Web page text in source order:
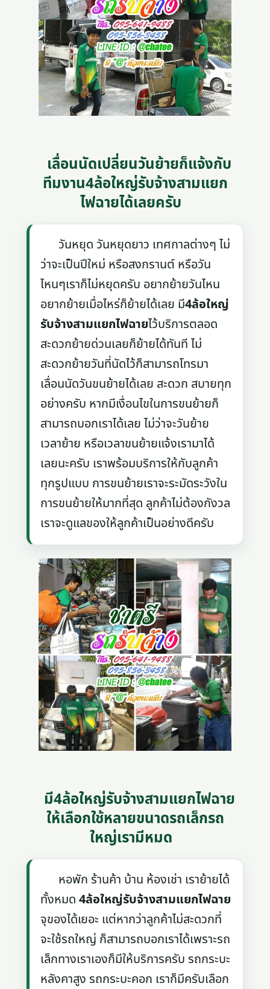
เลื่อนนัดเปลี่ยนวันย้ายก็แจ้งกับ
ทีมงาน4ล้อใหญ่รับจ้างสามแยก
ไฟฉายได้เลยครับ
วันหยุด วันหยุดยาว เทศกาลต่างๆ ไม่
ว่าจะเป็นปีใหม่ หรือสงกรานต์ หรือวัน
ไหนๆเราก็ไม่หยุดครับ อยากย้ายวันไหน
อยากย้ายเมื่อไหร่ก็ย้ายได้เลย มี4ล้อใหญ่
รับจ้างสามแยกไฟฉายไว้บริการตลอด
สะดวกย้ายด่วนเลยก็ย้ายได้ทันที ไม่
สะดวกย้ายวันที่นัดไว้ก็สามารถโทรมา
เลื่อนนัดวันขนย้ายได้เลย สะดวก สบายทุก
อย่างครับ หากมีเงื่อนไขในการขนย้ายก็
สามารถบอกเราได้เลย ไม่ว่าจะวันย้าย
เวลาย้าย หรือเวลาขนย้ายแจ้งเรามาได้
เลยนะครับ เราพร้อมบริการให้กับลูกค้า
ทุกรูปแบบ การขนย้ายเราจะระมัดระวังใน
การขนย้ายให้มากที่สุด ลูกค้าไม่ต้องกังวล
เราจะดูแลของให้ลูกค้าเป็นอย่างดีครับ
มี4ล้อใหญ่รับจ้างสามแยกไฟฉาย
ให้เลือกใช้หลายขนาดรถเล็กรถ
ใหญ่เรามีหมด
หอพัก ร้านค้า บ้าน ห้องเช่า เราย้ายได้
ทั้งหมด4ล้อใหญ่รับจ้างสามแยกไฟฉาย
จุของได้เยอะ แต่หากว่าลูกค้าไม่สะดวกที่
จะใช้รถใหญ่ ก็สามารถบอกเราได้เพราะรถ
เล็กทางเราเองก็มีให้บริการครับ รถกระบะ
หลังคาสูง รถกระบะคอก เราก็มีครับเลือก